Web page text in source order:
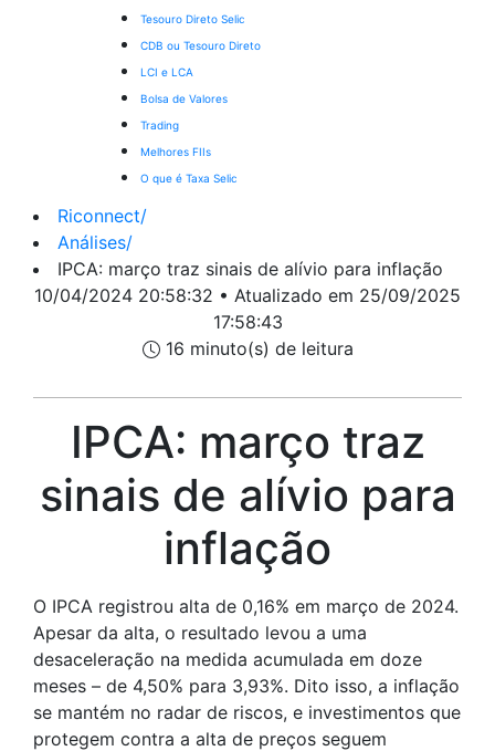
Tesouro Direto Selic
CDB ou Tesouro Direto
LCI e LCA
Bolsa de Valores
Trading
Melhores FIIs
O que é Taxa Selic
Riconnect/
Análises/
IPCA: março traz sinais de alívio para inflação
10/04/2024 20:58:32 • Atualizado em 25/09/2025
17:58:43
16 minuto(s) de leitura
IPCA: março traz
sinais de alívio para
inflação
O IPCA registrou alta de 0,16% em março de 2024.
Apesar da alta, o resultado levou a uma
desaceleração na medida acumulada em doze
meses – de 4,50% para 3,93%. Dito isso, a inflação
se mantém no radar de riscos, e investimentos que
protegem contra a alta de preços seguem